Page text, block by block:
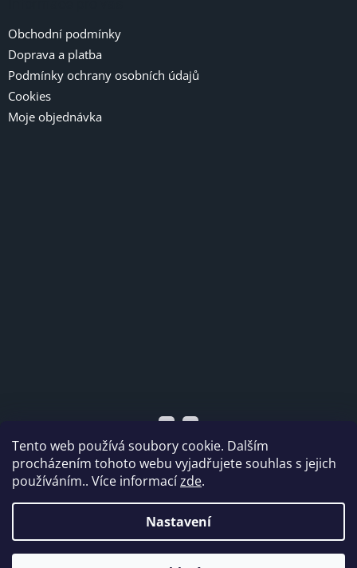
Tento web používá soubory cookie. Dalším
procházením tohoto webu vyjadřujete souhlas s jejich
používáním.. Více informacízde.
Nastavení
Obchodní podmínky
Doprava a platba
Podmínky ochrany osobních údajů
Cookies
Moje objednávka
Vytvořil Shoptet
Dabi shop s.r.o.